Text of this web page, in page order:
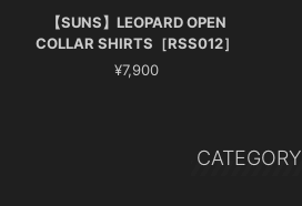
【SUNS】LEOPARD OPEN
COLLAR SHIRTS［RSS012］
¥7,900
CATEGORY